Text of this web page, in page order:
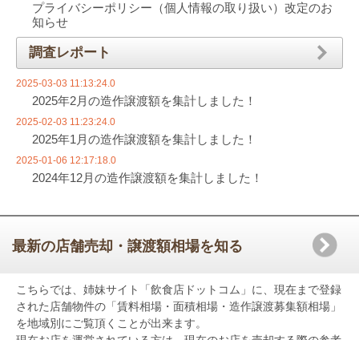
プライバシーポリシー（個人情報の取り扱い）改定のお
知らせ
調査レポート
2025-03-03 11:13:24.0
2025年2月の造作譲渡額を集計しました！
2025-02-03 11:23:24.0
2025年1月の造作譲渡額を集計しました！
2025-01-06 12:17:18.0
2024年12月の造作譲渡額を集計しました！
最新の店舗売却・譲渡額相場を知る
こちらでは、姉妹サイト「飲食店ドットコム」に、現在まで登録
された店舗物件の「賃料相場・面積相場・造作譲渡募集額相場」
を地域別にご覧頂くことが出来ます。